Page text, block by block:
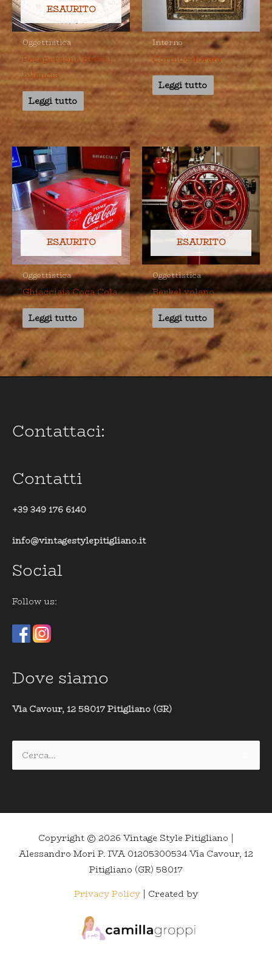
ESAURITO
Oggettistica
Pesapersone Berkel
bilancia
Leggi tutto
Interno
Cornice dorata
Leggi tutto
ESAURITO
Oggettistica
Ghiacciaia Coca Cola
Leggi tutto
ESAURITO
Oggettistica
Berkel volano
Leggi tutto
Contattaci:
Contatti
+39 349 176 6140
info@vintagestylepitigliano.it
Social
Follow us:
Dove siamo
Via Cavour, 12 58017 Pitigliano (GR)
Cerca:
Copyright © 2026 Vintage Style Pitigliano |
Alessandro Mori P. IVA 01205300534 Via Cavour, 12
Pitigliano (GR) 58017
Privacy Policy | Created by